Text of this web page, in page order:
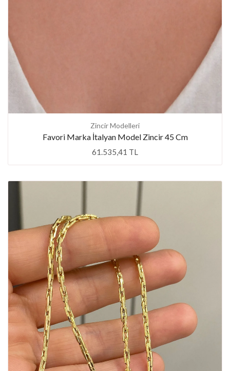
Zincir Modelleri
Favori Marka İtalyan Model Zincir 45 Cm
61.535,41 TL